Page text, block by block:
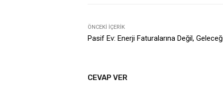
ÖNCEKI İÇERIK
Pasif Ev: Enerji Faturalarına Değil,
CEVAP VER